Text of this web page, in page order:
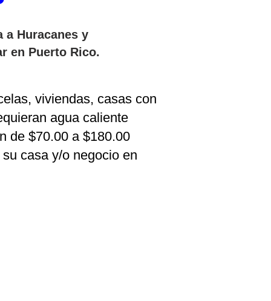
a Huracanes y
en Puerto Rico.
viviendas, casas con
agua caliente
de $70.00 a $180.00
casa y/o negocio en